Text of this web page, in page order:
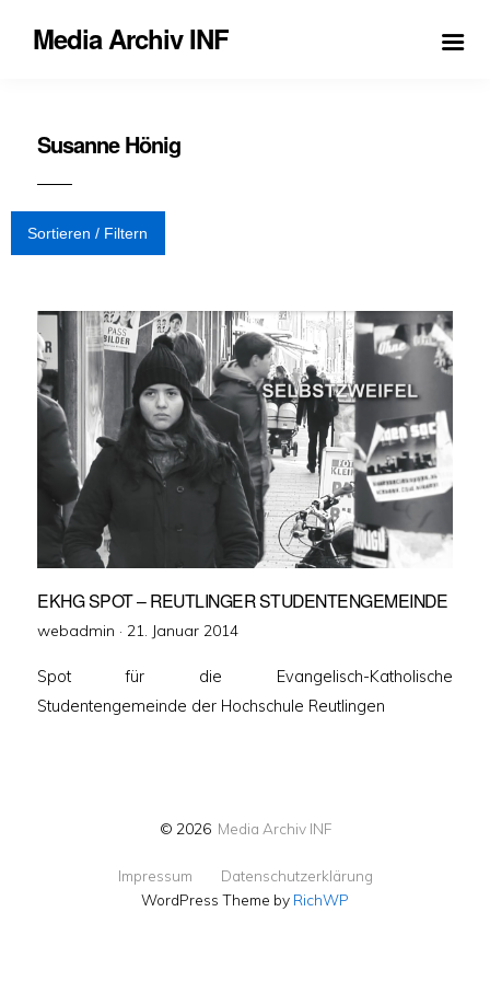
Media Archiv INF
Susanne Hönig
Sortieren / Filtern
EKHG SPOT – REUTLINGER STUDENTENGEMEINDE
webadmin · Veröffentlicht
21. Januar 2014
Spot für die Evangelisch-Katholische
Studentengemeinde der Hochschule Reutlingen
© 2026 Media Archiv INF
Impressum
Datenschutzerklärung
WordPress Theme by RichWP